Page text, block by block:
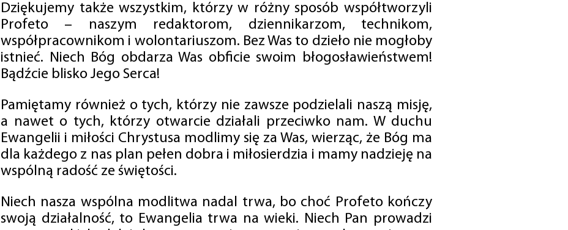
Dziękujemy także wszystkim, którzy w różny sposób współtworzyli
Profeto – naszym redaktorom, dziennikarzom, technikom,
współpracownikom i wolontariuszom. Bez Was to dzieło nie mogłoby
istnieć. Niech Bóg obdarza Was obficie swoim błogosławieństwem!
Bądźcie blisko Jego Serca!
Pamiętamy również o tych, którzy nie zawsze podzielali naszą misję,
a nawet o tych, którzy otwarcie działali przeciwko nam. W duchu
Ewangelii i miłości Chrystusa modlimy się za Was, wierząc, że Bóg ma
dla każdego z nas plan pełen dobra i miłosierdzia i mamy nadzieję na
wspólną radość ze świętości.
Niech nasza wspólna modlitwa nadal trwa, bo choć Profeto kończy
swoją działalność, to Ewangelia trwa na wieki. Niech Pan prowadzi